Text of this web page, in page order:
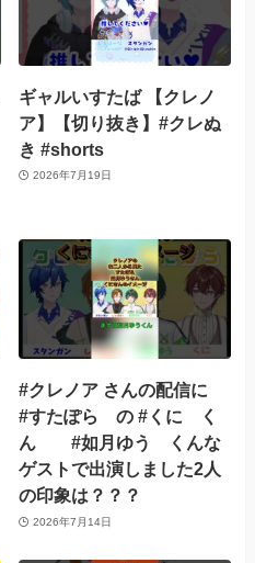
ギャルいすたば 【クレノ
ア】【切り抜き】#クレぬ
き #shorts
2026年7月19日
#クレノア さんの配信に
#すたぽら の #くに く
ん #如月ゆう くんな
ゲストで出演しました2人
の印象は？？？
2026年7月14日